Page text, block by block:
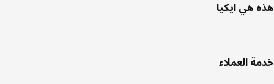
هذه هي ايكيا
خدمة العملاء